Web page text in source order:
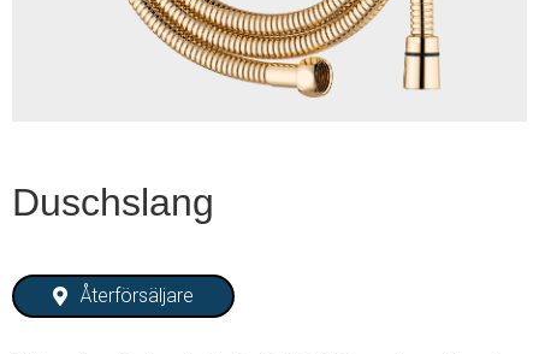
Duschslang
Återförsäljare